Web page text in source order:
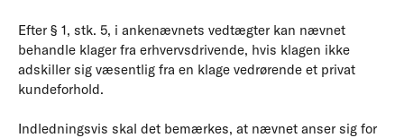
Efter § 1, stk. 5, i ankenævnets vedtægter kan nævnet
behandle klager fra erhvervsdrivende, hvis klagen ikke
adskiller sig væsentlig fra en klage vedrørende et privat
kundeforhold.
Indledningsvis skal det bemærkes, at nævnet anser sig for